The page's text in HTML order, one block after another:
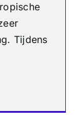
Tijdens